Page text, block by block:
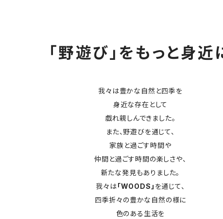
「野遊び」をもっと身近
我々は豊かな自然と四季を
身近な存在として
戯れ親しんできました。
また、野遊びを通じて、
家族と過ごす時間や
仲間と過ごす時間の楽しさや、
新たな発見もありました。
我々は「WOODS」 を通じて、
四季折々の豊かな自然の様に
色のある生活を